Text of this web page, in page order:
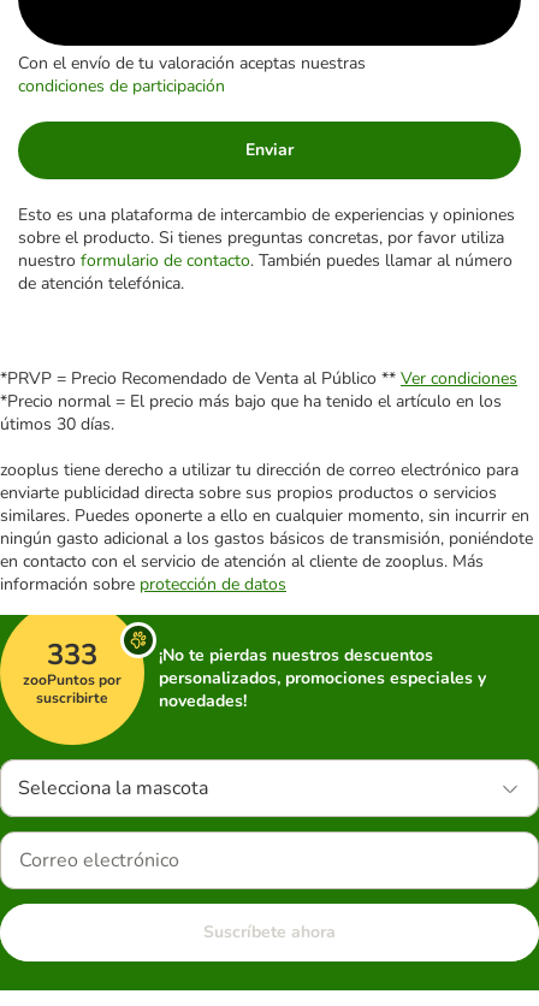
Con el envío de tu valoración aceptas nuestras
condiciones de participación
Enviar
Esto es una plataforma de intercambio de experiencias y opiniones
sobre el producto. Si tienes preguntas concretas, por favor utiliza
nuestro formulario de contacto. También puedes llamar al número
de atención telefónica.
*PRVP = Precio Recomendado de Venta al Público ** Ver condiciones
*Precio normal = El precio más bajo que ha tenido el artículo en los
útimos 30 días.
zooplus tiene derecho a utilizar tu dirección de correo electrónico para
enviarte publicidad directa sobre sus propios productos o servicios
similares. Puedes oponerte a ello en cualquier momento, sin incurrir en
ningún gasto adicional a los gastos básicos de transmisión, poniéndote
en contacto con el servicio de atención al cliente de zooplus. Más
información sobre protección de datos
333
zooPuntos por
suscribirte
¡No te pierdas nuestros descuentos
personalizados, promociones especiales y
novedades!
Selecciona la mascota
Suscríbete ahora